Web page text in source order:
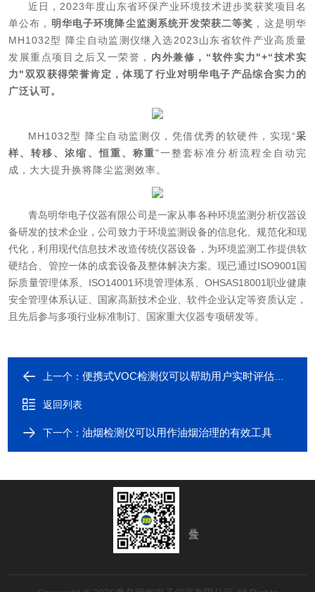
近日，2023年度山东省环保产业环境技术进步奖获奖项目名
单公布， 明华电子环境降尘监测系统开发荣获二等奖 ，这是明华
MH1032型 降尘自动监测仪继入选2023山东省软件产业高质量
发展重点项目之后又一荣誉， 内外兼修，“软件实力"+“技术实
力"双双获得荣誉肯定，体现了行业对明华电子产品综合实力的
广泛认可。
MH1032型 降尘自动监测仪，凭借优秀的软硬件，实现“采
样、转移、浓缩、恒重、称重"一整套标准分析流程全自动完
成，大大提升换将降尘监测效率。
青岛明华电子仪器有限公司是一家从事各种环境监测分析仪器设
备研发的技术企业，公司致力于环境监测设备的信息化、规范化和现
代化，利用现代信息技术改造传统仪器设备，为环境监测工作提供软
硬结合、管控一体的成套设备及整体解决方案。现已通过ISO9001国
际质量管理体系、ISO14001环境管理体系、OHSAS18001职业健康
安全管理体系认证、国家高新技术企业、软件企业认定等资质认定，
且先后参与多项行业标准制订、国家重大仪器专项研发等。
上一个：便携式VOC检测仪可以帮助用户实时评估室内空气的质量
返回列表
下一个：油烟检测仪可以用作油烟治理的有效工具